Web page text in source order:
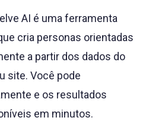
AI é uma ferramenta
cria personas orientadas
a partir dos dados do
site. Você pode
e os resultados
em minutos.